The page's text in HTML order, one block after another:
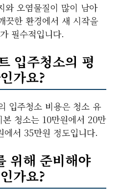
와 오염물질이 많이 남아
끗한 환경에서 새 시작을
필수적입니다.
입주청소의 평
가요?
입주청소 비용은 청소 유
청소는 10만원에서 20만
서 35만원 정도입니다.
위해 준비해야
가요?